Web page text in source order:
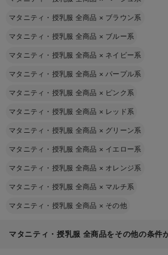
マタニティ・授乳服 全商品 × ブラウン系
マタニティ・授乳服 全商品 × ブルー系
マタニティ・授乳服 全商品 × ネイビー系
マタニティ・授乳服 全商品 ×パープル系
マタニティ・授乳服 全商品 × ピンク系
マタニティ・授乳服 全商品 × レッド系
マタニティ・授乳服 全商品 × グリーン系
マタニティ・授乳服 全商品 × イエロー系
マタニティ・授乳服 全商品 × オレンジ系
マタニティ・授乳服 全商品 × マルチ系
マタニティ・授乳服 全商品 × その他
マタニティ・授乳服 全商品をその他の条件